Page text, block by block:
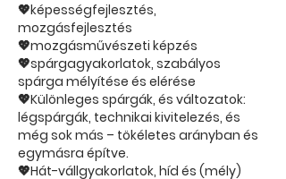
💖képességfejlesztés,
mozgásfejlesztés
💖mozgásművészeti képzés
💖spárgagyakorlatok, szabályos
spárga mélyítése és elérése
💖Különleges spárgák, és változatok:
légspárgák, technikai kivitelezés, és
még sok más – tökéletes arányban és
egymásra építve.
💖Hát-vállgyakorlatok, híd és (mély)